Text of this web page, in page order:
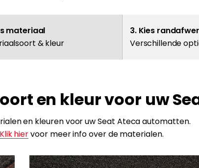
Afwerkingen
Levering en garantie
materiaal
& kleur
3. Kies
Verschillende
en kleur voor uw
en kleuren voor uw Seat Ateca automatten.
Klik hiervoor meer info over de materialen.